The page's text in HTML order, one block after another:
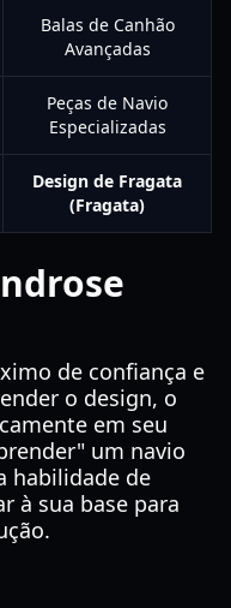
Balas de Canhão
Avançadas
Peças de Navio
Especializadas
Design de Fragata
(Fragata)
de confiança e
o design, o
em seu
um navio
habilidade de
à sua base para